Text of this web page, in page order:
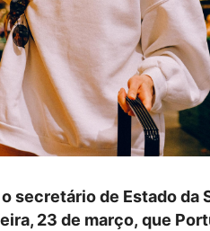
secretário de Estado da
23 de março, que